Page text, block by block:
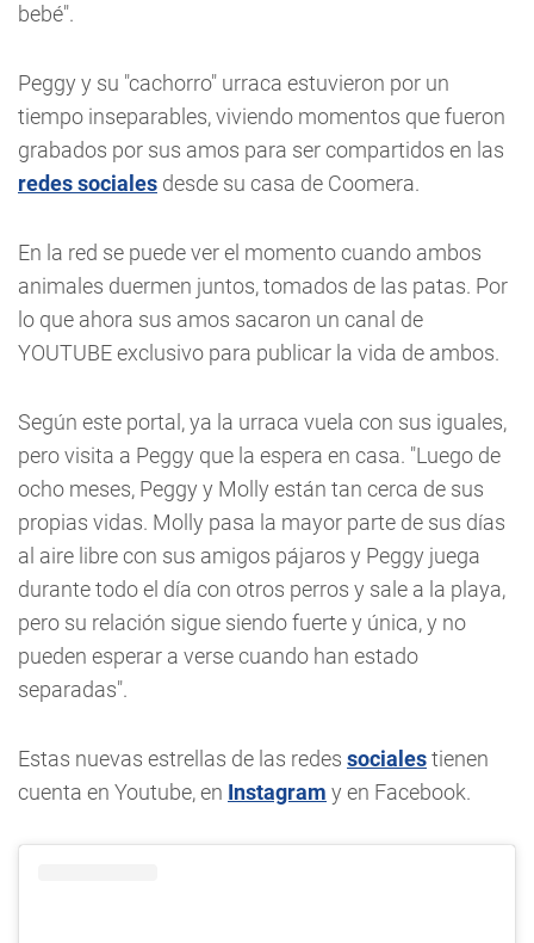
bebé".
Peggy y su "cachorro" urraca estuvieron por un
tiempo inseparables, viviendo momentos que fueron
grabados por sus amos para ser compartidos en las
redes sociales desde su casa de Coomera.
En la red se puede ver el momento cuando ambos
animales duermen juntos, tomados de las patas. Por
lo que ahora sus amos sacaron un canal de
YOUTUBE exclusivo para publicar la vida de ambos.
Según este portal, ya la urraca vuela con sus iguales,
pero visita a Peggy que la espera en casa. "Luego de
ocho meses, Peggy y Molly están tan cerca de sus
propias vidas. Molly pasa la mayor parte de sus días
al aire libre con sus amigos pájaros y Peggy juega
durante todo el día con otros perros y sale a la playa,
pero su relación sigue siendo fuerte y única, y no
pueden esperar a verse cuando han estado
separadas".
Estas nuevas estrellas de las redes socialestienen
cuenta en Youtube, en Instagram y en Facebook.